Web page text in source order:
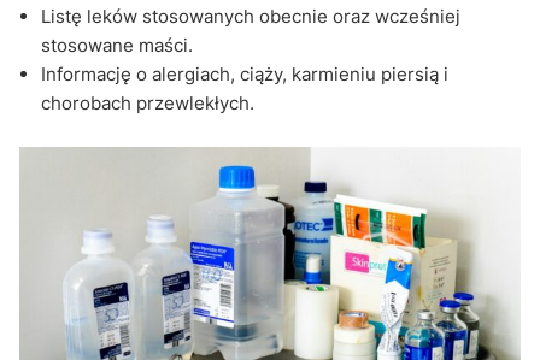
Listę leków stosowanych obecnie oraz wcześniej
stosowane maści.
Informację o alergiach, ciąży, karmieniu piersią i
chorobach przewlekłych.